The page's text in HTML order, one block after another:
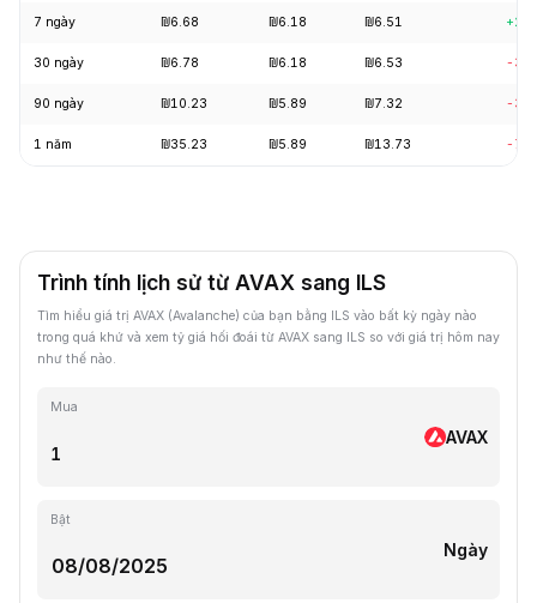
7 ngày ₪6.68 ₪6.18 ₪6.51
30 ngày ₪6.78 ₪6.18 ₪6.53 -
90 ngày ₪10.23 ₪5.89 ₪7.32 -
1 năm ₪35.23 ₪5.89 ₪13.73 -
Trình tính lịch sử từ AVAX sang ILS
Tìm hiểu giá trị AVAX (Avalanche) của bạn bằng ILS vào bất kỳ ngày nào
trong quá khứ và xem tỷ giá hối đoái từ AVAX sang ILS so với giá trị hôm nay
như thế nào.
Mua
AVAX
Bật
Ngày